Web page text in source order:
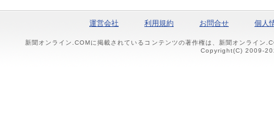
運営会社 利用規約 お問合せ 個人
新聞オンライン.COMに掲載されているコンテンツの著作権は、新聞オンライン
Copyright(C) 2009-